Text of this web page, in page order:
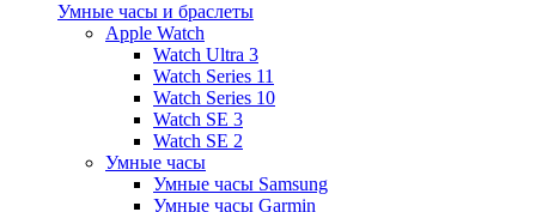
Умные часы и браслеты
Apple Watch
Watch Ultra 3
Watch Series 11
Watch Series 10
Watch SE 3
Watch SE 2
Умные часы
Умные часы Samsung
Умные часы Garmin